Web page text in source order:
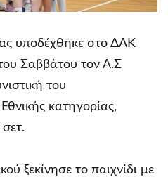
υποδέχθηκε στο ΔΑΚ
Σαββάτου τον Α.Σ
του
κατηγορίας,
ξεκίνησε το παιχνίδι με